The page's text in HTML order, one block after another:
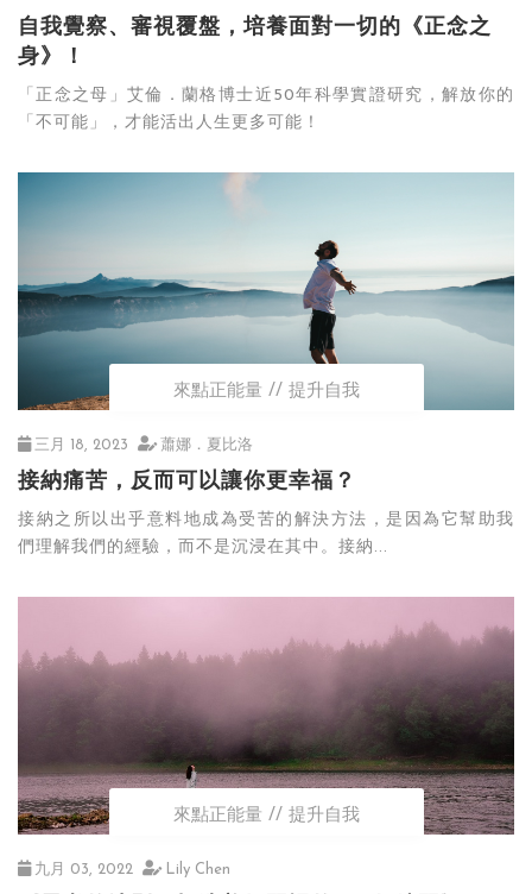
自我覺察、審視覆盤，培養面對一切的《正念之
身》！
「正念之母」艾倫．蘭格博士近50年科學實證研究，解放你的
「不可能」，才能活出人生更多可能！
來點正能量 提升自我
三月 18, 2023 蕭娜．夏比洛
接納痛苦，反而可以讓你更幸福？
接納之所以出乎意料地成為受苦的解決方法，是因為它幫助我
們理解我們的經驗，而不是沉浸在其中。接納...
來點正能量 提升自我
九月 03, 2022 Lily Chen